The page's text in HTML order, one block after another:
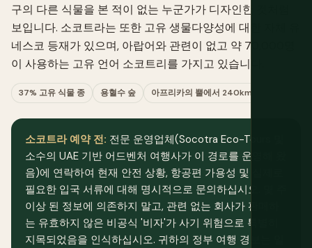
구의 다른 식물을 본 적이 없는 누군가가 디자인한 것처럼
보입니다. 소코트라는 또한 고유 생물다양성에 대한 자체 유
네스코 등재가 있으며, 아랍어와 관련이 없고 약 70,000명
이 사용하는 고유 언어 소코트리를 가지고 있습니다.
37% 고유 식물 종 용혈수 숲 아프리카의 뿔에서 240km
소코트라 예약 전: 전문 운영업체(Socotra Eco-Tours 및
소수의 UAE 기반 어드벤처 여행사가 이 경로를 운영해 왔
음)에 연락하여 현재 안전 상황, 항공편 가용성 및 실제로
필요한 입국 서류에 대해 명시적으로 문의하십시오. 몇 주
이상 된 정보에 의존하지 말고, 관련 없는 회사가 판매하
는 유효하지 않은 비공식 '비자'가 사기 위험으로 특별히
지목되었음을 인식하십시오. 귀하의 정부 여행 경보는 일